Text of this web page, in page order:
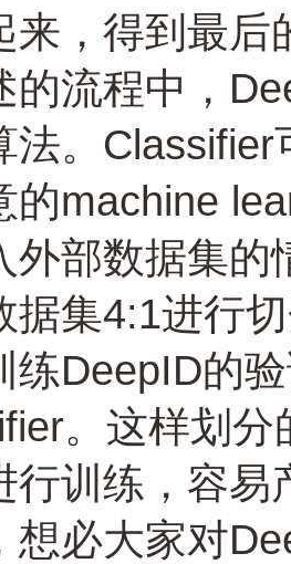
来，得到最后
的流程中，
法。
的machine
外部数据集的
据集4:1进行
练DeepID的
。这样划
行训练，容易
想必大家对